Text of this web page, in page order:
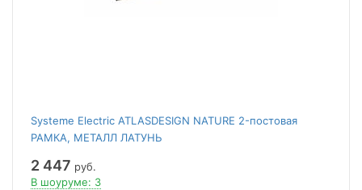
Systeme Electric ATLASDESIGN NATURE 2-постовая
РАМКА, МЕТАЛЛ ЛАТУНЬ
2 447 руб.
В шоуруме: 3